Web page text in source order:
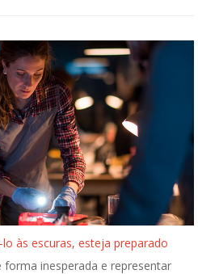
às escuras, esteja preparado
inesperada e representar